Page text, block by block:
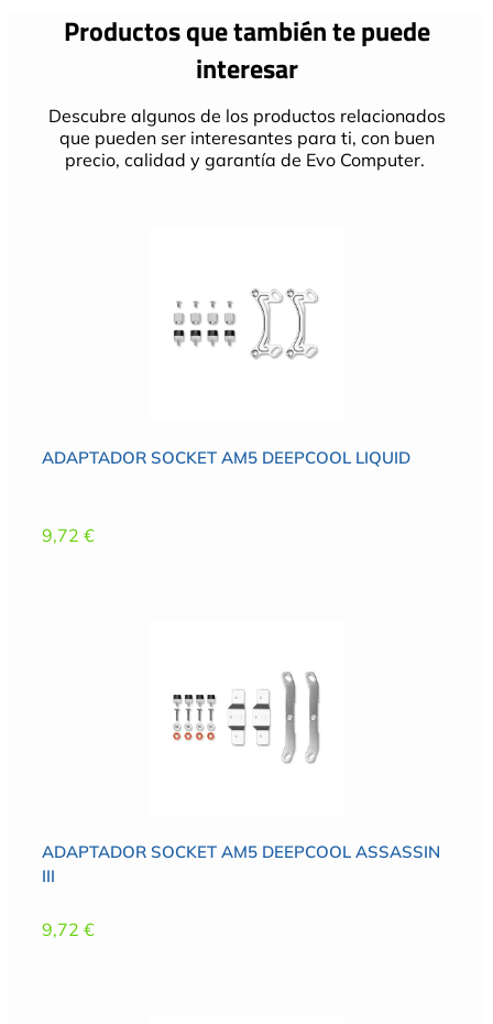
Productos que también te puede
interesar
Descubre algunos de los productos relacionados
que pueden ser interesantes para ti, con buen
precio, calidad y garantía de Evo Computer.
ADAPTADOR SOCKET AM5 DEEPCOOL LIQUID
9,72 €
ADAPTADOR SOCKET AM5 DEEPCOOL ASSASSIN
III
9,72 €